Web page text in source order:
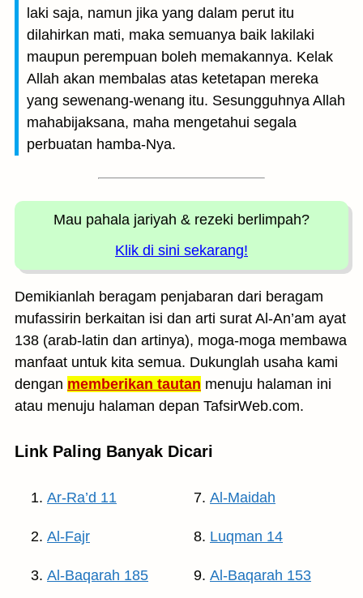
laki saja, namun jika yang dalam perut itu
dilahirkan mati, maka semuanya baik lakilaki
maupun perempuan boleh memakannya. Kelak
Allah akan membalas atas ketetapan mereka
yang sewenang-wenang itu. Sesungguhnya Allah
mahabijaksana, maha mengetahui segala
perbuatan hamba-Nya.
Mau pahala jariyah & rezeki berlimpah?
Klik di sini sekarang!
Demikianlah beragam penjabaran dari beragam
mufassirin berkaitan isi dan arti surat Al-An’am ayat
138 (arab-latin dan artinya), moga-moga membawa
manfaat untuk kita semua. Dukunglah usaha kami
dengan memberikan tautan menuju halaman ini
atau menuju halaman depan TafsirWeb.com.
Link Paling Banyak Dicari
Ar-Ra’d 11
Al-Fajr
Al-Baqarah 185
Al-Maidah
Luqman 14
Al-Baqarah 153